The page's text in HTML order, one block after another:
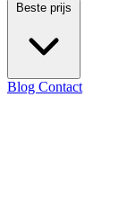
Beste prijs
Blog Contact